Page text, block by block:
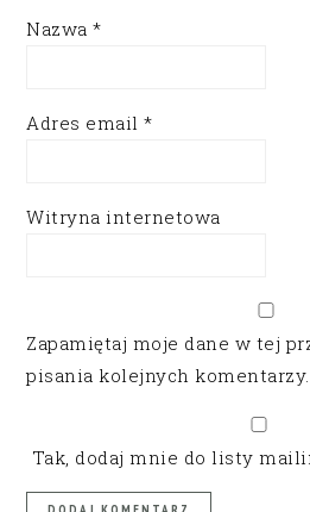
Nazwa*
Adres email*
Witryna internetowa
Zapamiętaj moje dane w tej
pisania kolejnych komentarzy.
Tak, dodaj mnie do listy